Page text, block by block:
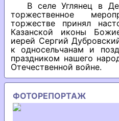
В селе Углянец в
торжественное
торжестве принял
Казанской иконы
иерей Сергий
к односельчанам и
праздником нашего
Отечественной войне.
ФОТОРЕПОРТАЖ